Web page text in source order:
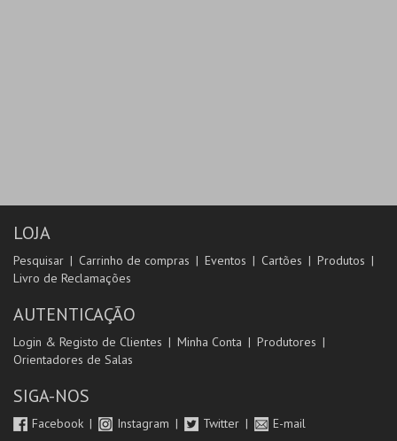
LOJA
Pesquisar Carrinho de compras Eventos Cartões
Produtos
Livro de Reclamações
AUTENTICAÇÃO
Login & Registo de Clientes Minha Conta
Produtores
Orientadores de Salas
SIGA-NOS
Facebook Instagram Twitter E-mail